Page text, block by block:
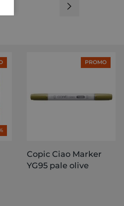
PROMO
Copic Ciao Marker
YG95 pale olive